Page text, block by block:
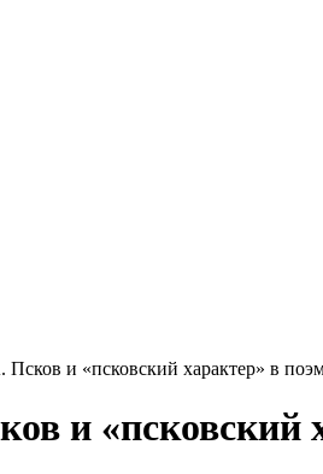
и «псковский характер» в
и «псковский